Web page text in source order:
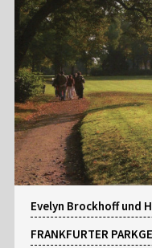
Evelyn Brockhoff und
FRANKFURTER